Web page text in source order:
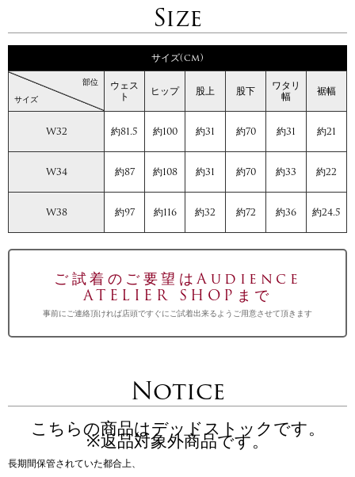
Size
サイズ(cm)
サイズ
部位 ウェス
ト ヒップ 股上 股下 ワタリ
幅 裾幅
W32 約81.5 約100 約31 約70 約31 約21
W34 約87 約108 約31 約70 約33 約22
W38 約97 約116 約32 約72 約36 約24.5
ご試着のご要望はAudience
ATELIER SHOPまで
事前にご連絡頂ければ店頭ですぐにご試着出来るようご用意させて頂きます
Notice
こちらの商品はデッドストックです。
※返品対象外商品です。
長期間保管されていた都合上、